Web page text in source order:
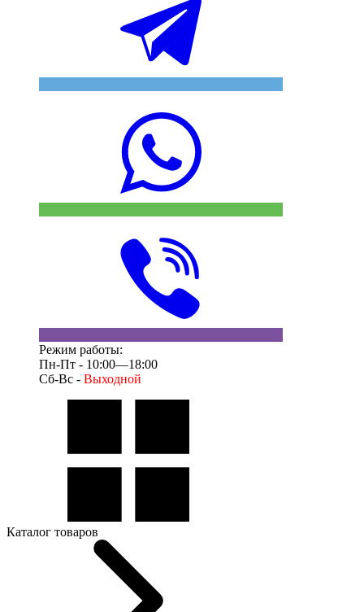
Режим работы:
Пн-Пт - 10:00—18:00
Сб-Вс - Выходной
Каталог товаров